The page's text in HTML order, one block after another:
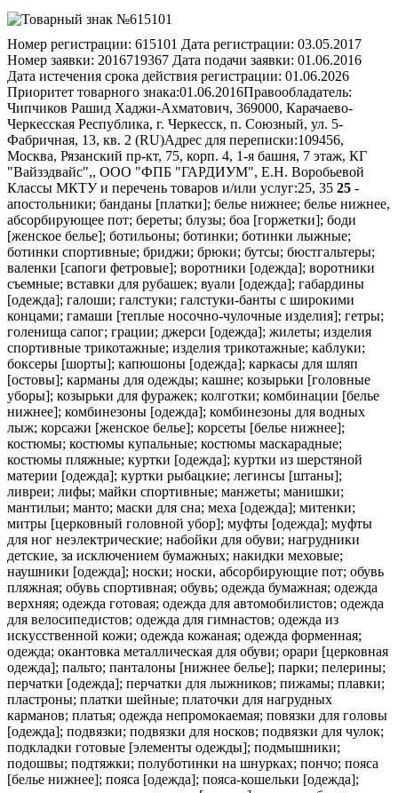
Номер регистрации: 615101 Дата регистрации: 03.05.2017
Номер заявки: 2016719367 Дата подачи заявки: 01.06.2016
Дата истечения срока действия регистрации: 01.06.2026
Приоритет товарного знака:01.06.2016Правообладатель:
Чипчиков Рашид Хаджи-Ахматович, 369000, Карачаево-
Черкесская Республика, г. Черкесск, п. Союзный, ул. 5-
Фабричная, 13, кв. 2 (RU)Адрес для переписки:109456,
Москва, Рязанский пр-кт, 75, корп. 4, 1-я башня, 7 этаж, КГ
"Вайзэдвайс",, ООО "ФПБ "ГАРДИУМ", Е.Н. Воробьевой
Классы МКТУ и перечень товаров и/или услуг:25, 35 25 -
апостольники; банданы [платки]; белье нижнее; белье нижнее,
абсорбирующее пот; береты; блузы; боа [горжетки]; боди
[женское белье]; ботильоны; ботинки; ботинки лыжные;
ботинки спортивные; бриджи; брюки; бутсы; бюстгальтеры;
валенки [сапоги фетровые]; воротники [одежда]; воротники
съемные; вставки для рубашек; вуали [одежда]; габардины
[одежда]; галоши; галстуки; галстуки-банты с широкими
концами; гамаши [теплые носочно-чулочные изделия]; гетры;
голенища сапог; грации; джерси [одежда]; жилеты; изделия
спортивные трикотажные; изделия трикотажные; каблуки;
боксеры [шорты]; капюшоны [одежда]; каркасы для шляп
[остовы]; карманы для одежды; кашне; козырьки [головные
уборы]; козырьки для фуражек; колготки; комбинации [белье
нижнее]; комбинезоны [одежда]; комбинезоны для водных
лыж; корсажи [женское белье]; корсеты [белье нижнее];
костюмы; костюмы купальные; костюмы маскарадные;
костюмы пляжные; куртки [одежда]; куртки из шерстяной
материи [одежда]; куртки рыбацкие; легинсы [штаны];
ливреи; лифы; майки спортивные; манжеты; манишки;
мантильи; манто; маски для сна; меха [одежда]; митенки;
митры [церковный головной убор]; муфты [одежда]; муфты
для ног неэлектрические; набойки для обуви; нагрудники
детские, за исключением бумажных; накидки меховые;
наушники [одежда]; носки; носки, абсорбирующие пот; обувь
пляжная; обувь спортивная; обувь; одежда бумажная; одежда
верхняя; одежда готовая; одежда для автомобилистов; одежда
для велосипедистов; одежда для гимнастов; одежда из
искусственной кожи; одежда кожаная; одежда форменная;
одежда; окантовка металлическая для обуви; орари [церковная
одежда]; пальто; панталоны [нижнее белье]; парки; пелерины;
перчатки [одежда]; перчатки для лыжников; пижамы; плавки;
пластроны; платки шейные; платочки для нагрудных
карманов; платья; одежда непромокаемая; повязки для головы
[одежда]; подвязки; подвязки для носков; подвязки для чулок;
подкладки готовые [элементы одежды]; подмышники;
подошвы; подтяжки; полуботинки на шнурках; пончо; пояса
[белье нижнее]; пояса [одежда]; пояса-кошельки [одежда];